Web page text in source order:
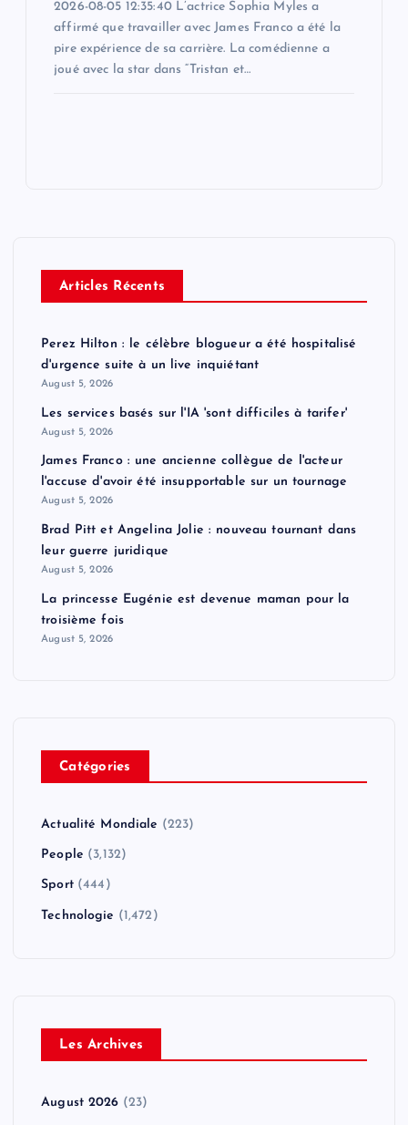
2026-08-05 12:35:40 L’actrice Sophia Myles a
affirmé que travailler avec James Franco a été la
pire expérience de sa carrière. La comédienne a
joué avec la star dans “Tristan et…
Articles Récents
Perez Hilton : le célèbre blogueur a été hospitalisé
d'urgence suite à un live inquiétant
August 5, 2026
Les services basés sur l'IA 'sont difficiles à tarifer'
August 5, 2026
James Franco : une ancienne collègue de l'acteur
l'accuse d'avoir été insupportable sur un tournage
August 5, 2026
Brad Pitt et Angelina Jolie : nouveau tournant dans
leur guerre juridique
August 5, 2026
La princesse Eugénie est devenue maman pour la
troisième fois
August 5, 2026
Catégories
Actualité Mondiale (223)
People (3,132)
Sport(444)
Technologie (1,472)
Les Archives
August 2026 (23)